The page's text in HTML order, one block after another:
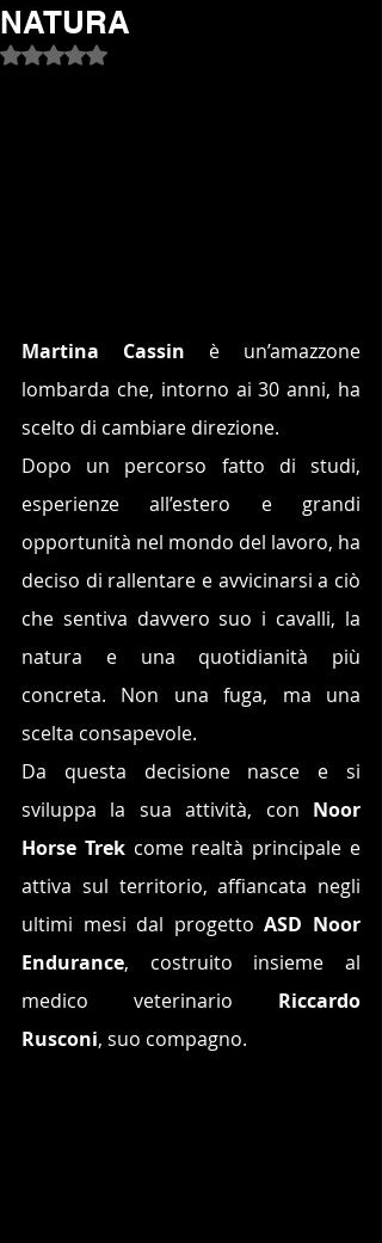
NATURA
Valutazione NaN stelle su 5.
Martina Cassin è un’amazzone
lombarda che, intorno ai 30 anni, ha
scelto di cambiare direzione.
Dopo un percorso fatto di studi,
esperienze all’estero e grandi
opportunità nel mondo del lavoro, ha
deciso di rallentare e avvicinarsi a ciò
che sentiva davvero suo i cavalli, la
natura e una quotidianità più
concreta. Non una fuga, ma una
scelta consapevole.
Da questa decisione nasce e si
sviluppa la sua attività, con Noor
Horse Trek come realtà principale e
attiva sul territorio, affiancata negli
ultimi mesi dal progetto ASD Noor
Endurance, costruito insieme al
medico veterinario Riccardo
Rusconi, suo compagno.